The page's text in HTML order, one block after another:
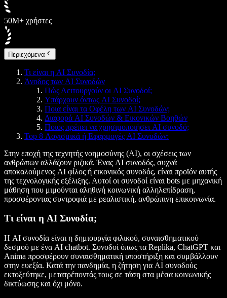
50M+ χρήστες
Περιεχόμενα
Τι είναι η AI Συνοδία;
Άνοδος των AI Συνοδών
Πώς Λειτουργούν οι AI Συνοδοί;
Υπάρχουν όντως AI Συνοδοί;
Ποια είναι τα Οφέλη των AI Συνοδών;
Διαφορά AI Συνοδών & Εικονικών Βοηθών
Ποιος πρέπει να χρησιμοποιήσει AI συνοδό;
Top 8 Λογισμικά ή Εφαρμογές AI Συνοδών:
Στην εποχή της τεχνητής νοημοσύνης (AI), οι σχέσεις των
ανθρώπων αλλάζουν ριζικά. Ένας AI συνοδός, συχνά
αποκαλούμενος AI φίλος ή εικονικός συνοδός, είναι προϊόν αυτής
της τεχνολογικής εξέλιξης. Αυτοί οι συνοδοί είναι bots με μηχανική
μάθηση που μιμούνται αληθινή κοινωνική αλληλεπίδραση,
προσφέροντας συντροφιά με ρεαλιστική, ανθρώπινη επικοινωνία.
Τι είναι η AI Συνοδία;
Η AI συνοδία είναι η δημιουργία φιλικού, συναισθηματικού
δεσμού με ένα AI chatbot. Συνοδοί όπως τα Replika, ChatGPT και
Anima προσφέρουν συναισθηματική υποστήριξη και συμβάλλουν
στην ευεξία. Κατά την πανδημία, η ζήτηση για AI συνοδούς
εκτοξεύτηκε, μετατρέποντάς τους σε τάση στα μέσα κοινωνικής
δικτύωσης και όχι μόνο.